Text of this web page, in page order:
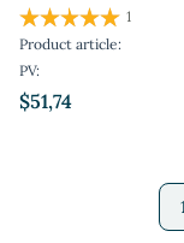
$51,74
1
Product article:
PV:
1